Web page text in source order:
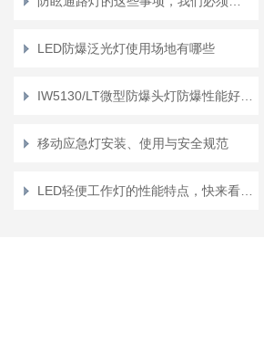
LED防爆泛光灯使用场地有哪些
移动应急灯安装、使用与安全规范